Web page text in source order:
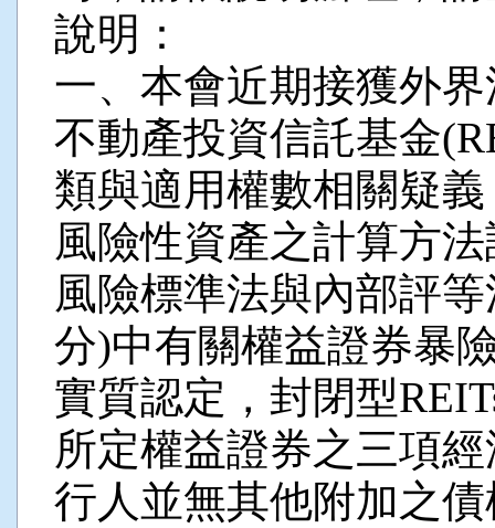
說明：
一、本會近期接獲外
不動產投資信託基金
類與適用權數相關疑
風險性資產之計算方
風險標準法與內部評
分)中有關權益證券暴
實質認定，封閉型
所定權益證券之三項
行人並無其他附加之